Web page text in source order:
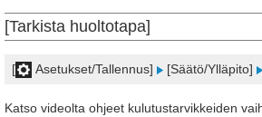
[Tarkista huoltotapa]
[ Asetukset/Tallennus] [Säätö/Ylläpito]
Katso videolta ohjeet kulutustarvikkeiden